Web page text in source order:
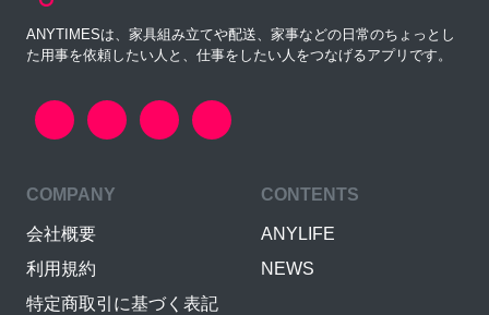
ANYTIMESは、家具組み立てや配送、家事などの日常のちょっとし
た用事を依頼したい人と、仕事をしたい人をつなげるアプリです。
COMPANY
会社概要
利用規約
特定商取引に基づく表記
CONTENTS
ANYLIFE
NEWS